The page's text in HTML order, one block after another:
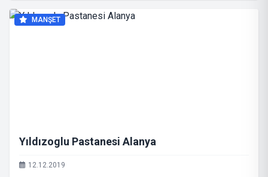
MANŞET
Yıldızoglu Pastanesi Alanya
12.12.2019